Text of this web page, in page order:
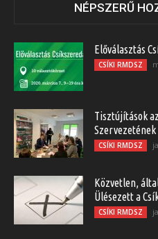
NÉPSZERŰ
Előválasztás
CSÍKI RMDSZ
Tisztújítások
CSÍKI RMDSZ
Közvetlen,
Ülésezett a
CSÍKI RMDSZ